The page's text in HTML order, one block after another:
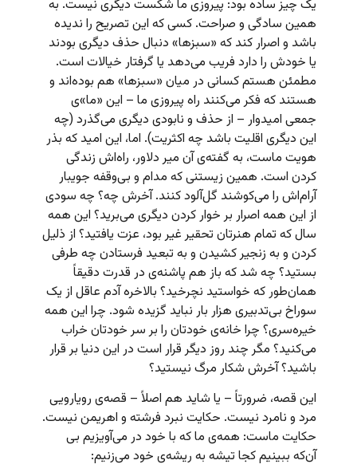
یک چیز ساده بود: پیروزی ما شکست دیگری نیست. به
همین سادگی و صراحت. کسی که این تصریح را ندیده
باشد و اصرار کند که «سبزها» دنبال حذف دیگری بودند
یا خودش را دارد فریب می‌دهد یا گرفتار خیالات است.
مطمئن هستم کسانی در میان «سبزها» هم بوده‌اند و
هستند که فکر می‌کنند راه پیروزی ما – این «ما»ی
جمعی امیدوار – از حذف و نابودی دیگری می‌گذرد (چه
این دیگری اقلیت باشد چه اکثریت). اما، این امید که بذر
هویت ماست، به گفته‌ی آن میر دلاور، راه‌اش زندگی
کردن است. همین زیستنی که مدام و بی‌وقفه جویبار
آرام‌اش را می‌کوشند گل‌آلود کنند. آخرش چه؟ چه سودی
از این همه اصرار بر خوار کردن دیگری می‌برید؟ این همه
سال که تمام هنرتان تحقیر غیر بود، عزت یافتید؟ از ذلیل
کردن و به زنجیر کشیدن و به تبعید فرستادن چه طرفی
بستید؟ چه شد که باز هم پاشنه‌ی در قدرت دقیقاً
همان‌طور که خواستید نچرخید؟ بالاخره آدم عاقل از یک
سوراخ بی‌تدبیری هزار بار نباید گزیده شود. چرا این همه
خیره‌سری؟ چرا خانه‌ی خودتان را بر سر خودتان خراب
می‌کنید؟ مگر چند روز دیگر قرار است در این دنیا بر قرار
باشید؟ آخرش شکار مرگ نیستید؟
این قصه، ضرورتاً – یا شاید هم اصلاً – قصه‌ی رویارویی
مرد و نامرد نیست. حکایت نبرد فرشته و اهریمن نیست.
حکایت ماست: همه‌ی ما که با خود در می‌آویزیم بی
آن‌که ببینیم کجا تیشه به ریشه‌ی خود می‌زنیم: